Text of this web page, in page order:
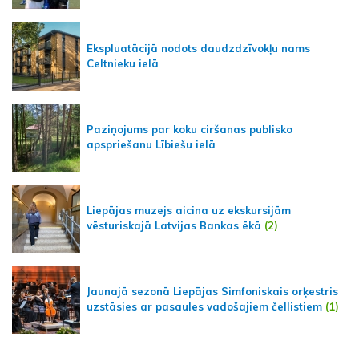
Ekspluatācijā nodots daudzdzīvokļu nams
Celtnieku ielā
Paziņojums par koku ciršanas publisko
apspriešanu Lībiešu ielā
Liepājas muzejs aicina uz ekskursijām
vēsturiskajā Latvijas Bankas ēkā (2)
Jaunajā sezonā Liepājas Simfoniskais orķestris
uzstāsies ar pasaules vadošajiem čellistiem (1)